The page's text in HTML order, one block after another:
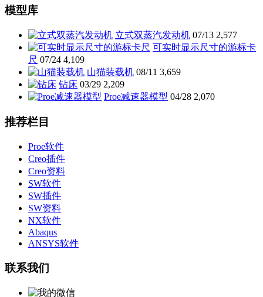
模型库
立式双蒸汽发动机 07/13 2,577
可实时显示尺寸的游标卡
尺 07/24 4,109
山猫装载机 08/11 3,659
钻床 03/29 2,209
Proe减速器模型 04/28 2,070
推荐栏目
Proe软件
Creo插件
Creo资料
SW软件
SW插件
SW资料
NX软件
Abaqus
ANSYS软件
联系我们